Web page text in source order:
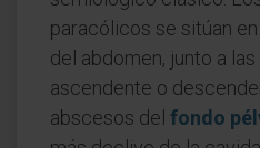
paracólicos se sitúan
del abdomen, junto a
ascendente o
abscesos del fondo